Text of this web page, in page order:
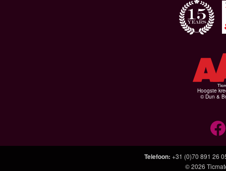
Hoogste
© Dun &
Telefoon: +31 (0)70 891 26
© 2026